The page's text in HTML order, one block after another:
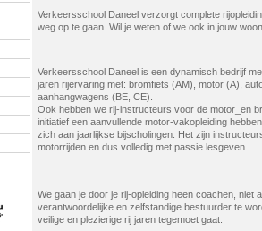
Verkeersschool Daneel verzorgt complete
weg op te gaan. Wil je weten of we ook in jouw
Verkeersschool Daneel is een dynamisch bedrijf
jaren rijervaring met: bromfiets (AM), motor (A),
aanhangwagens (BE, CE).
Ook hebben we rij-instructeurs voor de motor_en
initiatief een aanvullende motor-vakopleiding
zich aan jaarlijkse bijscholingen. Het zijn
motorrijden en dus volledig met passie lesgeven.
We gaan je door je rij-opleiding heen coachen, niet
verantwoordelijke en zelfstandige bestuurder te
veilige en plezierige rij jaren tegemoet gaat.